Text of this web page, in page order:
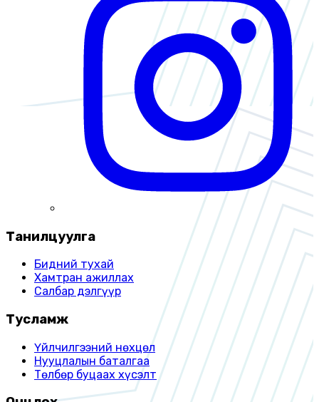
Танилцуулга
Бидний тухай
Хамтран ажиллах
Салбар дэлгүүр
Тусламж
Үйлчилгээний нөхцөл
Нууцлалын баталгаа
Төлбөр буцаах хүсэлт